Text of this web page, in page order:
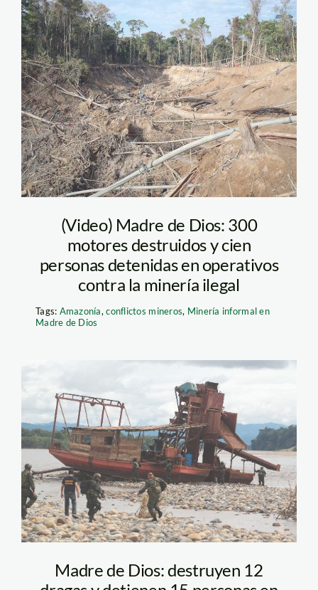
la pampa2_rpp
(Video) Madre de Dios: 300
motores destruidos y cien
personas detenidas en operativos
contra la minería ilegal
Tags: Amazonía,conflictos mineros, Minería informal en
Madre de Dios
Madre de Dios: destruyen 12